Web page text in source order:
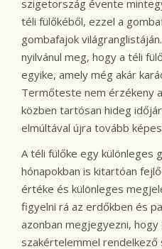
szigetország évente
téli fülőkéből, ezzel a
gombafajok
nyilvánul meg, hogy a téli
egyike, amely még akár
Termőteste nem érzékeny
közben tartósan hideg
elmúltával újra tovább
A téli fülőke egy különleges
hónapokban is kitartóan
értéke és különleges
figyelni rá az erdőkben és
azonban megjegyezni,
szakértelemmel